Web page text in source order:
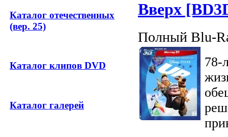
Каталог отечественных
(вер. 25)
Каталог клипов DVD
Каталог галерей
Вверх
Полный Blu-
78-